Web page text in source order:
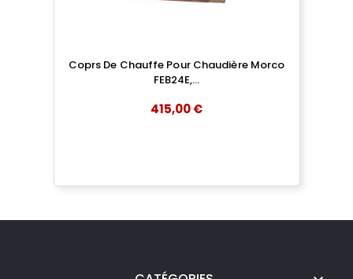
Coprs De Chauffe Pour Chaudière Morco
FEB24E,...
415,00 €